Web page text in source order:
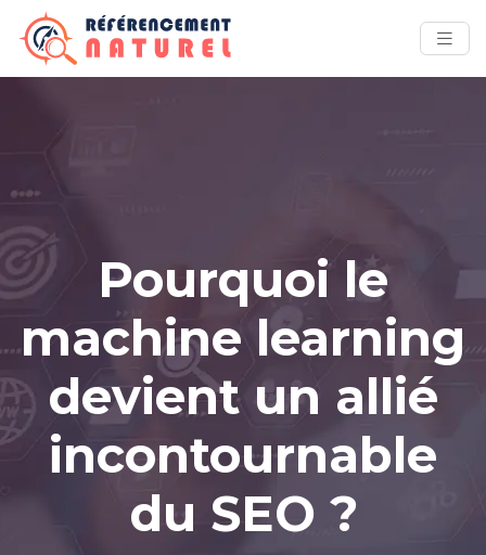
Pourquoi le
machine learning
devient un allié
incontournable
du SEO ?